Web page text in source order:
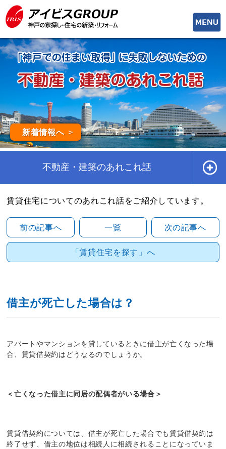
toggle
新着情報へ
不動産・建築のあれこれ話
賃貸住宅についてのあれこれ話をご紹介しています。
前の記事へ 一覧 次の記事へ
「賃貸住宅を探す」へ
借主が死亡した場合は？
アパートやマンションを貸しているときに借主が亡くなった場
合、賃貸借契約はどうなるのでしょうか。
＜亡くなった借主に同居の配偶者がいる場合＞
賃貸借契約については、借主が死亡した場合でも賃貸借契約は
終了せず、借主の地位は相続人に相続されることになっていま